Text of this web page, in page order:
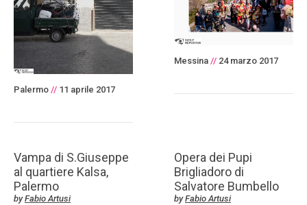
Palermo // 11 aprile 2017
Messina // 24 marzo 2017
Vampa di S.Giuseppe
al quartiere Kalsa,
Palermo
byFabio Artusi
Opera dei Pupi
Brigliadoro di
Salvatore Bumbello
byFabio Artusi